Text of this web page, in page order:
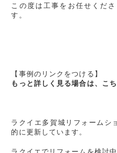
この度は工事をお任せくだ
す。
【事例のリンクをつける】
もっと詳しく見る場合は、こ
ラクイエ多賀城リフォームシ
的に更新しています。
ラクイエでリフォームを検討